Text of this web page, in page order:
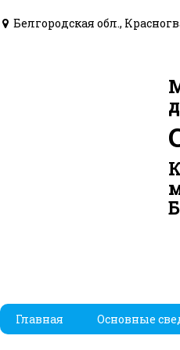
Белгородская обл.,
Главная Основные